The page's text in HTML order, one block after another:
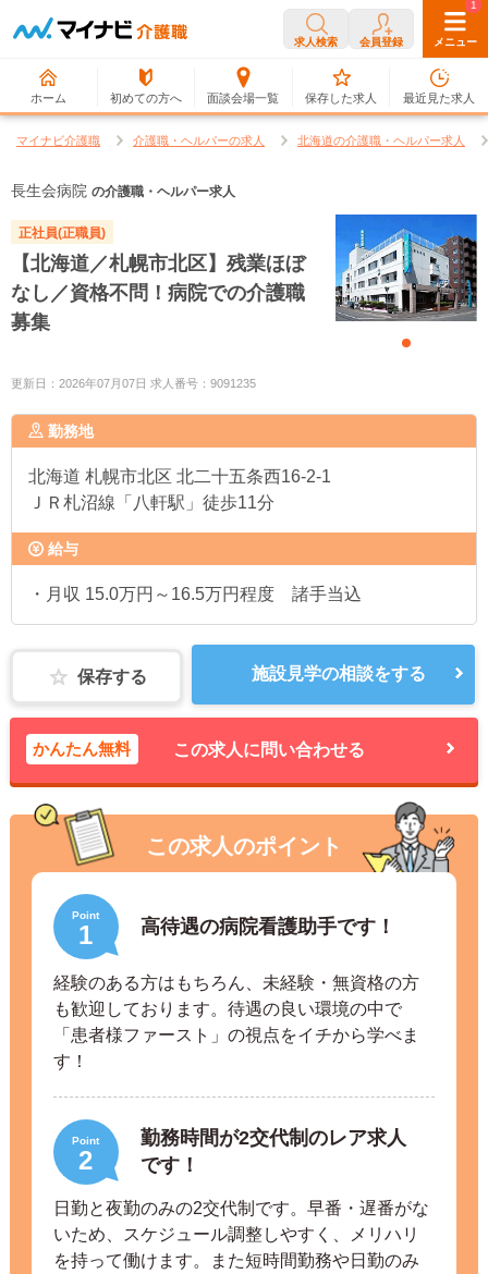
求人検索 会員登録 メニュー
ホーム 初めての方へ 面談会場一覧
0
保存した求人
1
最近見た求人
マイナビ介護職 介護職・ヘルパーの求人 北海道の介護職・ヘルパー求人
長生会病院 の介護職・ヘルパー求人
正社員(正職員)
【北海道／札幌市北区】残業ほぼ
なし／資格不問！病院での介護職
募集
更新日：2026年07月07日 求人番号：9091235
勤務地
北海道 札幌市北区 北二十五条西16-2-1
ＪＲ札沼線「八軒駅」徒歩11分
給与
・月収 15.0万円～16.5万円程度 諸手当込
保存する 施設見学の相談をする
かんたん無料 この求人に問い合わせる
この求人のポイント
Point
1 高待遇の病院看護助手です！
経験のある方はもちろん、未経験・無資格の方
も歓迎しております。待遇の良い環境の中で
「患者様ファースト」の視点をイチから学べま
す！
Point
2
勤務時間が2交代制のレア求人
です！
日勤と夜勤のみの2交代制です。早番・遅番がな
いため、スケジュール調整しやすく、メリハリ
を持って働けます。また短時間勤務や日勤のみ